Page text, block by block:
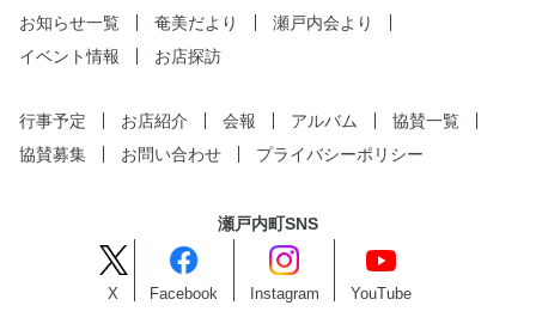
お知らせ一覧 奄美だより
瀬戸内会より
イベント情報
お店探訪
行事予定 お店紹介 会報 アルバム
協賛一覧
協賛募集
お問い合わせ プライバシーポリシー
瀬戸内町SNS
X Facebook Instagram YouTube